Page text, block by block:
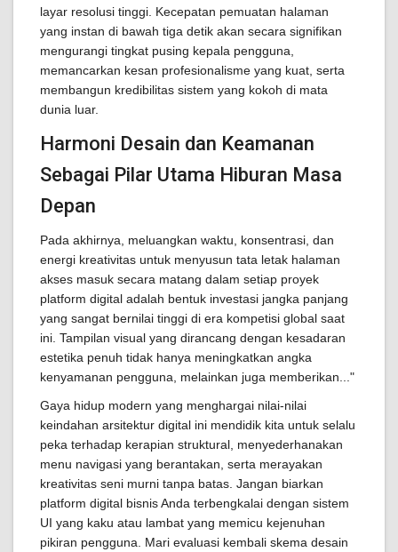
layar resolusi tinggi. Kecepatan pemuatan halaman
yang instan di bawah tiga detik akan secara signifikan
mengurangi tingkat pusing kepala pengguna,
memancarkan kesan profesionalisme yang kuat, serta
membangun kredibilitas sistem yang kokoh di mata
dunia luar.
Harmoni Desain dan Keamanan
Sebagai Pilar Utama Hiburan Masa
Depan
Pada akhirnya, meluangkan waktu, konsentrasi, dan
energi kreativitas untuk menyusun tata letak halaman
akses masuk secara matang dalam setiap proyek
platform digital adalah bentuk investasi jangka panjang
yang sangat bernilai tinggi di era kompetisi global saat
ini. Tampilan visual yang dirancang dengan kesadaran
estetika penuh tidak hanya meningkatkan angka
kenyamanan pengguna, melainkan juga memberikan..."
Gaya hidup modern yang menghargai nilai-nilai
keindahan arsitektur digital ini mendidik kita untuk selalu
peka terhadap kerapian struktural, menyederhanakan
menu navigasi yang berantakan, serta merayakan
kreativitas seni murni tanpa batas. Jangan biarkan
platform digital bisnis Anda terbengkalai dengan sistem
UI yang kaku atau lambat yang memicu kejenuhan
pikiran pengguna. Mari evaluasi kembali skema desain